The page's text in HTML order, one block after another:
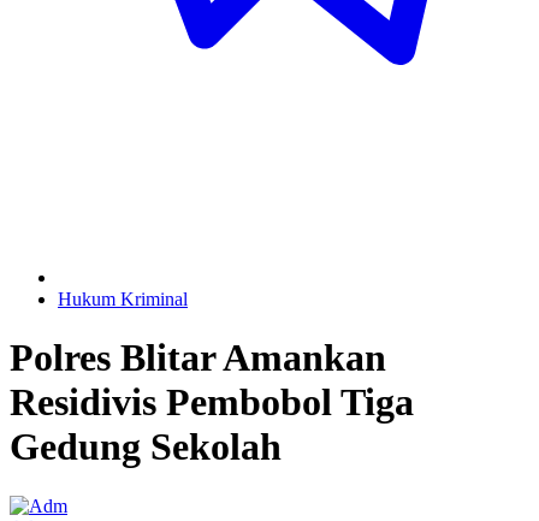
Hukum Kriminal
Polres Blitar Amankan
Residivis Pembobol Tiga
Gedung Sekolah